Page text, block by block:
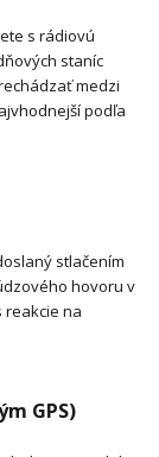
s rádiovú
staníc
medzi
podľa
stlačením
hovoru v
reakcie na
GPS)